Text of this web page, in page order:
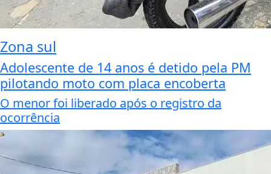
Zona sul
Adolescente de 14 anos é detido pela PM
pilotando moto com placa encoberta
O menor foi liberado após o registro da
ocorrência